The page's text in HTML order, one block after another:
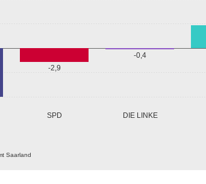
SPD DIE LINKE
-2,9
-0,4
Saarland